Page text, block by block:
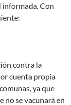
informada. Con
contra la
cuenta propia
ya que
no se vacunará en